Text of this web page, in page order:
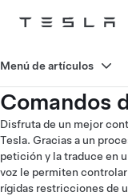
Tesla
Comandos
Disfruta de un mejor
Tesla. Gracias a un
petición y la traduce en
voz le permiten
rígidas restricciones de
Menú de artículos